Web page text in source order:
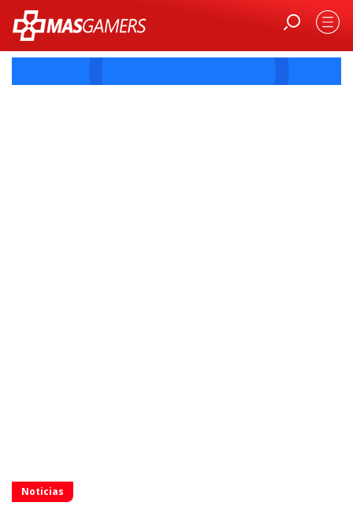
Noticias